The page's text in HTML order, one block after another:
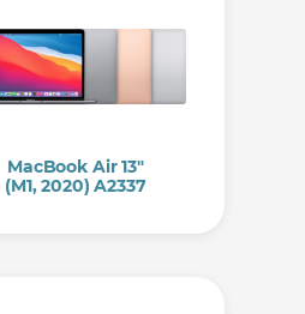
MacBook Air 13"
(M1, 2020) A2337